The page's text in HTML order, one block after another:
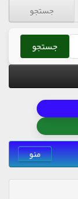
جستجو
جستجو
منو